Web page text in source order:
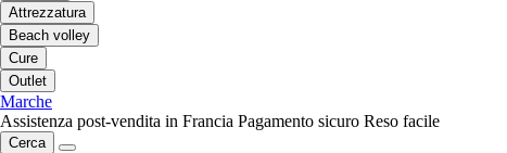
Attrezzatura
Beach volley
Cure
Outlet
Marche
Assistenza post-vendita in Francia Pagamento sicuro Reso facile
Cerca